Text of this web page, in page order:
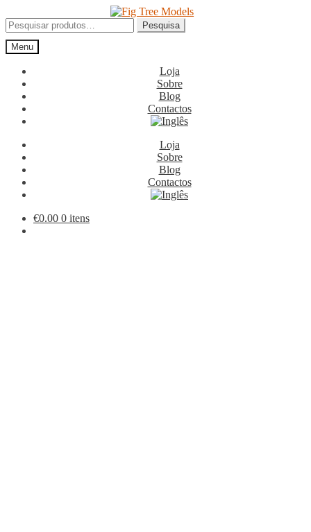
para
a
navegação
para
o
conteúdo
Pesquisar
por:
Pesquisa
Menu
Loja
Sobre
Blog
Contactos
Loja
Sobre
Blog
Contactos
€0.00 0 itens